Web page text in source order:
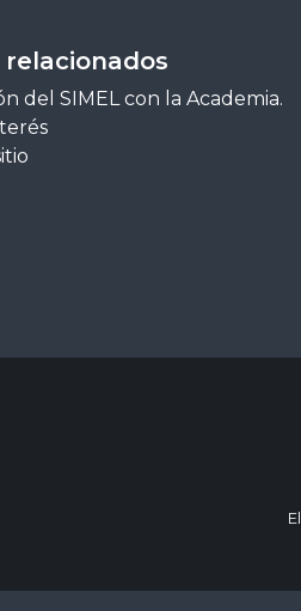
relacionados
del SIMEL con la Academia.